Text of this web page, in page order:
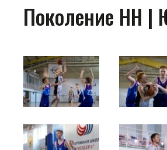
Поколение НН |